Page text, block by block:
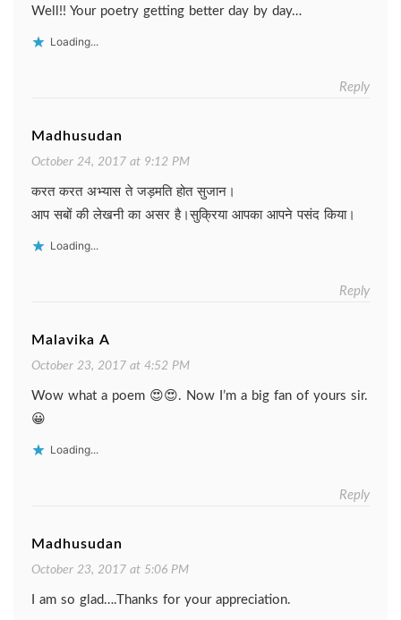
Well!! Your poetry getting better day by day…
Loading...
Reply
Madhusudan
October 24, 2017 at 9:12 PM
करत करत अभ्यास ते जड़मति होत सुजान।
आप सबों की लेखनी का असर है।सुक्रिया आपका आपने पसंद किया।
Loading...
Reply
Malavika A
October 23, 2017 at 4:52 PM
Wow what a poem 😍😍. Now I’m a big fan of yours sir.
😀
Loading...
Reply
Madhusudan
October 23, 2017 at 5:06 PM
I am so glad….Thanks for your appreciation.